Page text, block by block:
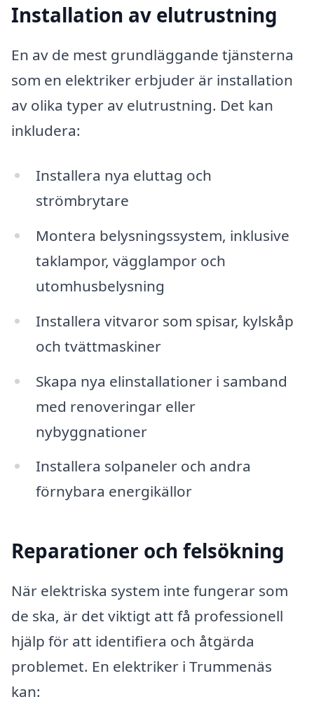
Installation av elutrustning
En av de mest grundläggande tjänsterna
som en elektriker erbjuder är installation
av olika typer av elutrustning. Det kan
inkludera:
Installera nya eluttag och
strömbrytare
Montera belysningssystem, inklusive
taklampor, vägglampor och
utomhusbelysning
Installera vitvaror som spisar, kylskåp
och tvättmaskiner
Skapa nya elinstallationer i samband
med renoveringar eller
nybyggnationer
Installera solpaneler och andra
förnybara energikällor
Reparationer och felsökning
När elektriska system inte fungerar som
de ska, är det viktigt att få professionell
hjälp för att identifiera och åtgärda
problemet. En elektriker i Trummenäs
kan: